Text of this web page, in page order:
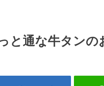
と通な牛タンの